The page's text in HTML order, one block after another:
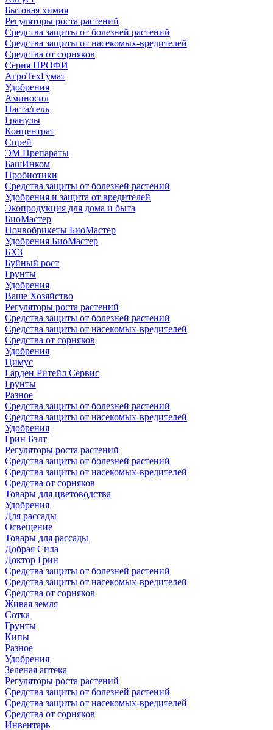
Бытовая химия
Регуляторы роста растений
Средства защиты от болезней растений
Средства защиты от насекомых-вредителей
Средства от сорняков
Серия ПРОФИ
АгроТехГумат
Удобрения
Аминосил
Паста/гель
Гранулы
Концентрат
Спрей
ЭМ Препараты
БашИнком
Пробиотики
Средства защиты от болезней растений
Удобрения и защита от вредителей
Экопродукция для дома и быта
БиоМастер
Почвобрикеты БиоМастер
Удобрения БиоМастер
БХЗ
Буйный рост
Грунты
Удобрения
Ваше Хозяйство
Регуляторы роста растений
Средства защиты от болезней растений
Средства защиты от насекомых-вредителей
Средства от сорняков
Удобрения
Цимус
Гарден Ритейл Сервис
Грунты
Разное
Средства защиты от болезней растений
Средства защиты от насекомых-вредителей
Удобрения
Грин Бэлт
Регуляторы роста растений
Средства защиты от болезней растений
Средства защиты от насекомых-вредителей
Средства от сорняков
Товары для цветоводства
Удобрения
Для рассады
Освещение
Товары для рассады
Добрая Сила
Доктор Грин
Средства защиты от болезней растений
Средства защиты от насекомых-вредителей
Средства от сорняков
Живая земля
Сотка
Грунты
Кипы
Разное
Удобрения
Зеленая аптека
Регуляторы роста растений
Средства защиты от болезней растений
Средства защиты от насекомых-вредителей
Средства от сорняков
Инвентарь